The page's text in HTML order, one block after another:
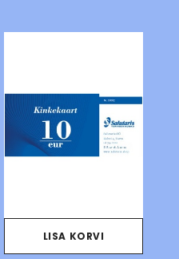
LISA KORVI